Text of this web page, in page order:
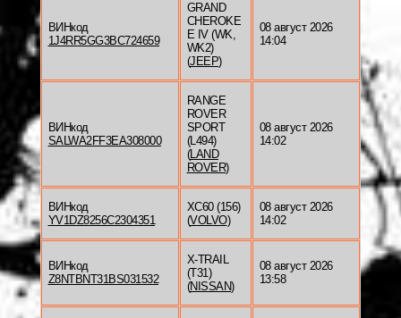
ВИНкод
1J4RR5GG3BC724659
GRAND
CHEROKE
E IV (WK,
WK2)
(JEEP)
08 август 2026
14:04
ВИНкод
SALWA2FF3EA308000
RANGE
ROVER
SPORT
(L494)
(LAND
ROVER)
08 август 2026
14:02
ВИНкод
YV1DZ8256C2304351
XC60 (156)
(VOLVO)
08 август 2026
14:02
ВИНкод
Z8NTBNT31BS031532
X-TRAIL
(T31)
(NISSAN)
08 август 2026
13:58